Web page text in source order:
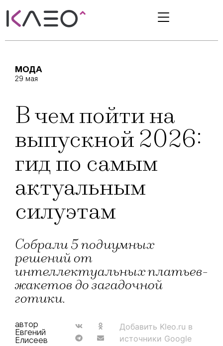
МОДА
29 мая
В чем пойти на
выпускной 2026:
гид по самым
актуальным
силуэтам
Собрали 5 подиумных
решений от
интеллектуальных платьев-
жакетов до загадочной
готики.
автор
Евгений
Елисеев
Добавить Kleo.ru в
источники Google